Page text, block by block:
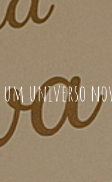
universo